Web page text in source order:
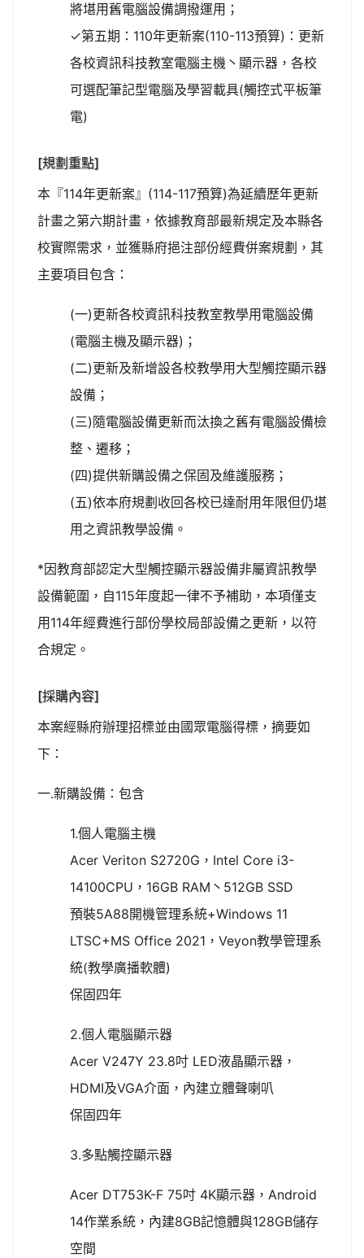
將堪用舊電腦設備調撥運用；
✓第五期：110年更新案(110-113預算)：更新
各校資訊科技教室電腦主機丶顯示器，各校
可選配筆記型電腦及學習載具(觸控式平板筆
電)
[規劃重點]
本『114年更新案』(114-117預算)為延續歷年更新
計畫之第六期計畫，依據教育部最新規定及本縣各
校實際需求，並獲縣府挹注部份經費併案規劃，其
主要項目包含：
(一)更新各校資訊科技教室教學用電腦設備
(電腦主機及顯示器)；
(二)更新及新增設各校教學用大型觸控顯示器
設備；
(三)隨電腦設備更新而汰換之舊有電腦設備檢
整、遷移；
(四)提供新購設備之保固及維護服務；
(五)依本府規劃收回各校已達耐用年限但仍堪
用之資訊教學設備。
*因教育部認定大型觸控顯示器設備非屬資訊教學
設備範圍，自115年度起一律不予補助，本項僅支
用114年經費進行部份學校局部設備之更新，以符
合規定。
[採購內容]
本案經縣府辦理招標並由國眾電腦得標，摘要如
下：
一.新購設備：包含
1.個人電腦主機
Acer Veriton S2720G，Intel Core i3-
14100CPU，16GB RAM丶512GB SSD
預裝5A88開機管理系統+Windows 11
LTSC+MS Office 2021，Veyon教學管理系
統(教學廣播軟體)
保固四年
2.個人電腦顯示器
Acer V247Y 23.8吋 LED液晶顯示器，
HDMI及VGA介面，內建立體聲喇叭
保固四年
3.多點觸控顯示器
Acer DT753K-F 75吋 4K顯示器，Android
14作業系統，內建8GB記憶體與128GB儲存
空間